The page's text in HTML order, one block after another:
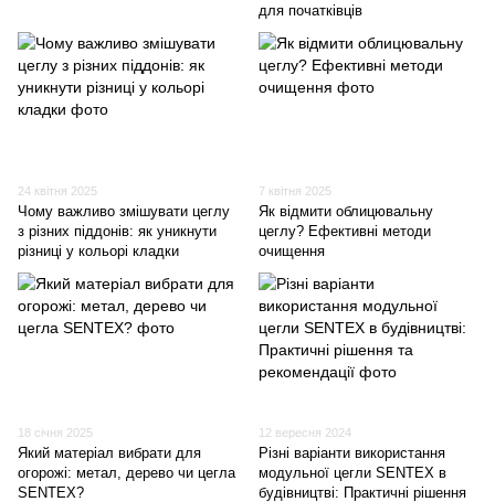
для початківців
24 квітня 2025
Чому важливо змішувати цеглу
з різних піддонів: як уникнути
різниці у кольорі кладки
7 квітня 2025
Як відмити облицювальну
цеглу? Ефективні методи
очищення
18 січня 2025
Який матеріал вибрати для
огорожі: метал, дерево чи цегла
SENTEX?
12 вересня 2024
Різні варіанти використання
модульної цегли SENTEX в
будівництві: Практичні рішення